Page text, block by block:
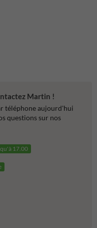
Martin !
téléphone aujourd'hui
questions sur nos
17.00